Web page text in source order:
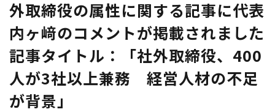
会員ログイン
外取締役の属性に関する記事に代表
内ヶ﨑のコメントが掲載されました
記事タイトル：「社外取締役、400
⼈が3社以上兼務 経営⼈材の不⾜
が背景」